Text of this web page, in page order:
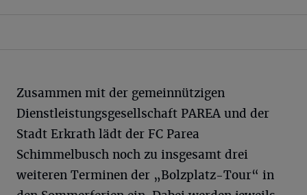
Zusammen mit der gemeinnützigen
Dienstleistungsgesellschaft PAREA und der
Stadt Erkrath lädt der FC Parea
Schimmelbusch noch zu insgesamt drei
weiteren Terminen der „Bolzplatz-Tour“ in